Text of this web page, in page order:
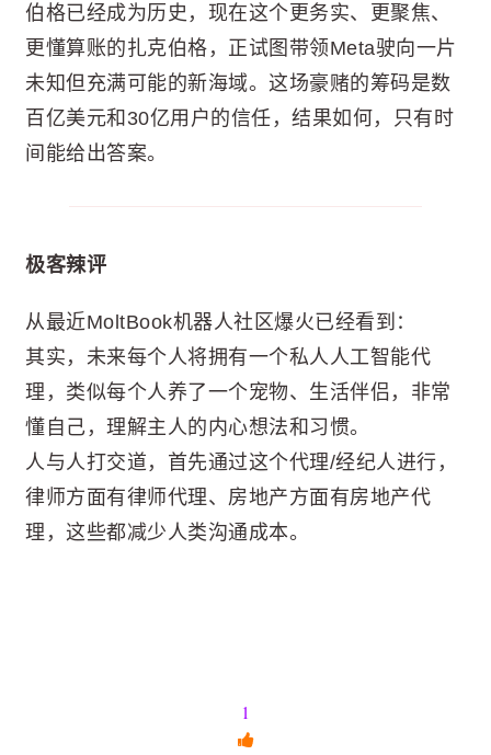
伯格已经成为历史，现在这个更务实、更聚焦、
更懂算账的扎克伯格，正试图带领Meta驶向一片
未知但充满可能的新海域。这场豪赌的筹码是数
百亿美元和30亿用户的信任，结果如何，只有时
间能给出答案。
极客辣评
从最近MoltBook机器人社区爆火已经看到：
其实，未来每个人将拥有一个私人人工智能代
理，类似每个人养了一个宠物、生活伴侣，非常
懂自己，理解主人的内心想法和习惯。
人与人打交道，首先通过这个代理/经纪人进行，
律师方面有律师代理、房地产方面有房地产代
理，这些都减少人类沟通成本。
1